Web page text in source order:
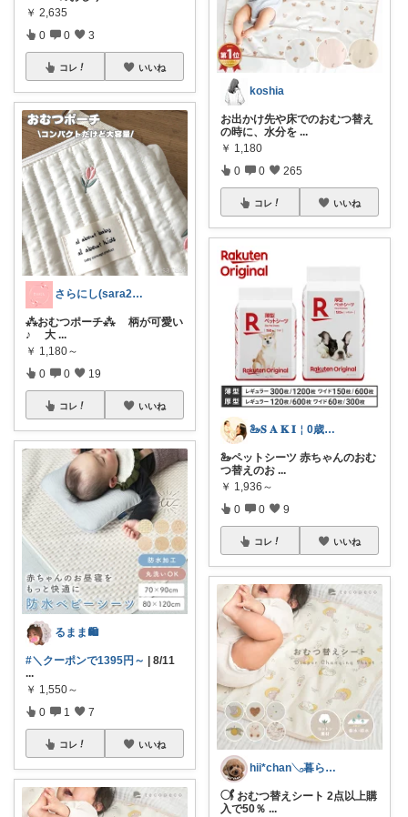
￥ 2,635
0 0 3
コレ いいね
さらにし(sara24)🌸
⁂おむつポーチ⁂ 柄が可愛い
♪ 大 ...
￥ 1,180～
0 0 19
コレ いいね
るまま🛍️
#＼クーポンで1395円～ | 8/11
...
￥ 1,550～
0 1 7
コレ いいね
koshia
お出かけ先や床でのおむつ替え
の時に、水分を ...
￥ 1,180
0 0 265
コレ いいね
🦢𝐒 𝐀 𝐊 𝐈￤0歳児ママ
🦢ペットシーツ 赤ちゃんのおむ
つ替えのお ...
￥ 1,936～
0 0 9
コレ いいね
hii*chan𓂅暮らしと子ども
𓋜 おむつ替えシート 2点以上購
入で50％ ...